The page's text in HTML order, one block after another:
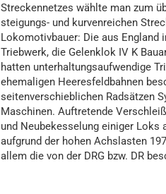
Streckennetzes wählte man zum
steigungs- und kurvenreichen
Lokomotivbauer: Die aus England
Triebwerk, die Gelenklok IV K
hatten unterhaltungsaufwendige
ehemaligen Heeresfeldbahnen
seitenverschieblichen Radsätzen
Maschinen. Auftretende
und Neubekesselung einiger Loks
aufgrund der hohen Achslasten
allem die von der DRG bzw. DR